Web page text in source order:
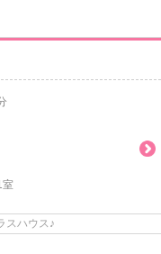
室
スハウス♪